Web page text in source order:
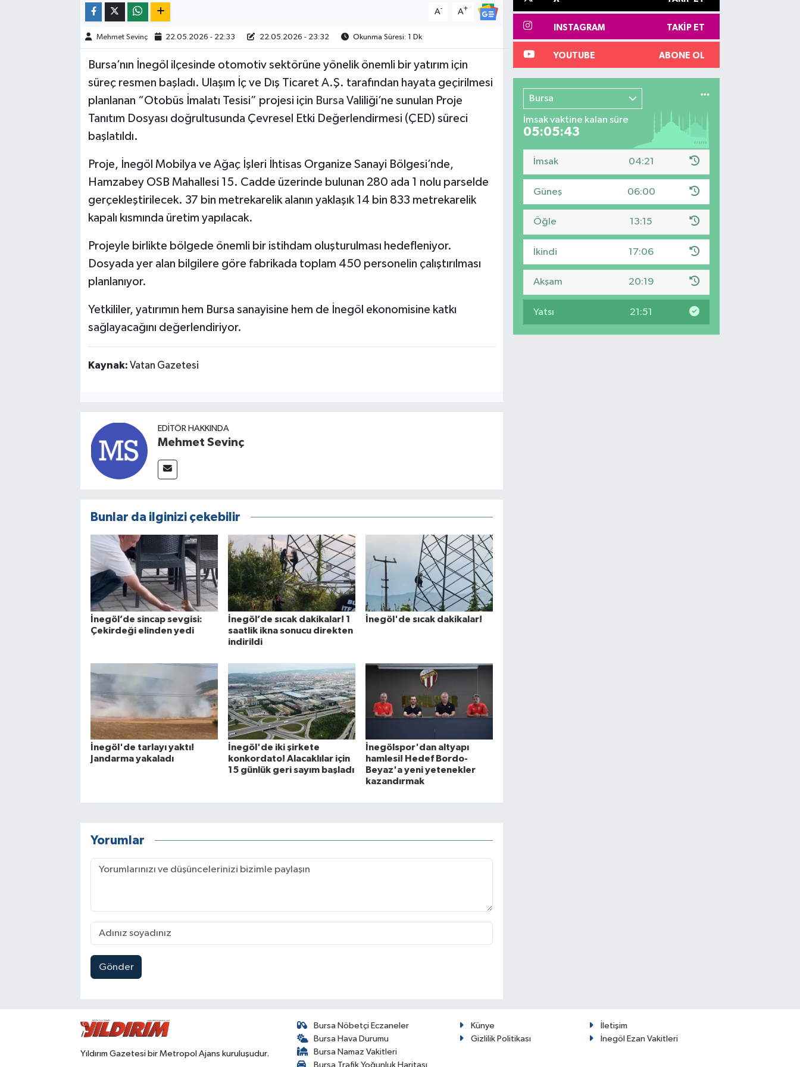
A- A+
Mehmet Sevinç 22.05.2026 - 22:33 22.05.2026 - 23:32 Okunma Süresi: 1 Dk
Bursa’nın İnegöl ilçesinde otomotiv sektörüne yönelik önemli bir yatırım için
süreç resmen başladı. Ulaşım İç ve Dış Ticaret A.Ş. tarafından hayata geçirilmesi
planlanan “Otobüs İmalatı Tesisi” projesi için Bursa Valiliği’ne sunulan Proje
Tanıtım Dosyası doğrultusunda Çevresel Etki Değerlendirmesi (ÇED) süreci
başlatıldı.
Proje, İnegöl Mobilya ve Ağaç İşleri İhtisas Organize Sanayi Bölgesi’nde,
Hamzabey OSB Mahallesi 15. Cadde üzerinde bulunan 280 ada 1 nolu parselde
gerçekleştirilecek. 37 bin metrekarelik alanın yaklaşık 14 bin 833 metrekarelik
kapalı kısmında üretim yapılacak.
Projeyle birlikte bölgede önemli bir istihdam oluşturulması hedefleniyor.
Dosyada yer alan bilgilere göre fabrikada toplam 450 personelin çalıştırılması
planlanıyor.
Yetkililer, yatırımın hem Bursa sanayisine hem de İnegöl ekonomisine katkı
sağlayacağını değerlendiriyor.
Kaynak: Vatan Gazetesi
EDITÖR HAKKINDA
Mehmet Sevinç
Bunlar da ilginizi çekebilir
İnegöl’de sincap sevgisi:
Çekirdeği elinden yedi
İnegöl’de sıcak dakikalar! 1
saatlik ikna sonucu direkten
indirildi
İnegöl'de sıcak dakikalar!
İnegöl'de tarlayı yaktı!
Jandarma yakaladı
İnegöl'de iki şirkete
konkordato! Alacaklılar için
15 günlük geri sayım başladı
İnegölspor'dan altyapı
hamlesi! Hedef Bordo-
Beyaz'a yeni yetenekler
kazandırmak
Yorumlar
Gönder
INSTAGRAM TAKIP ET
YOUTUBE ABONE OL
Bursa
İmsak vaktine kalan süre
05:05:42
İmsak 04:21
Güneş 06:00
Öğle 13:15
İkindi 17:06
Akşam 20:19
Yatsı 21:51
Yıldırım Gazetesi bir Metropol Ajans kuruluşudur.
Bursa Nöbetçi Eczaneler
Bursa Hava Durumu
Bursa Namaz Vakitleri
Bursa Trafik Yoğunluk Haritası
Künye
İletişim
Gizlilik Politikası
İnegöl Ezan Vakitleri